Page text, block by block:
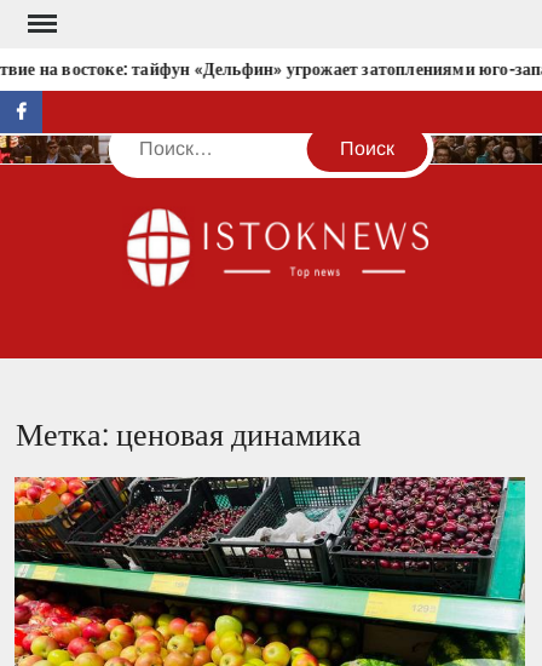
Перейти
содержимому
на востоке: тайфун «Дельфин» угрожает затоплениями юго-
facebook
Поиск
Метка:ценовая динамика